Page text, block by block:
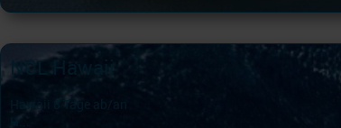
NCL Hawaii
Hawaii 8 Tage ab/an